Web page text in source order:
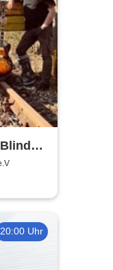
20:00 Uhr